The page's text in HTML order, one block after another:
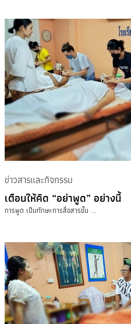
ข่าวสารและกิจกรรม
เตือนให้คิด “อย่าพูด” อย่างนี้
การพูด เป็นทักษะการสื่อสารขั้น ...